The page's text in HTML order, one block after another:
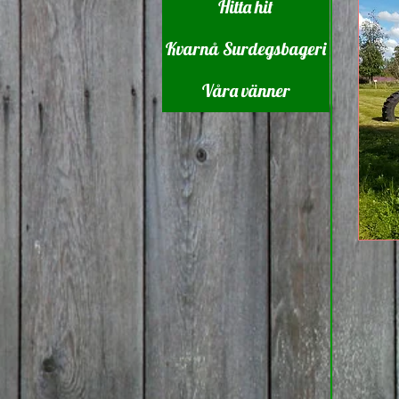
Hitta hit
Kvarnå Surdegsbageri
Våra vänner